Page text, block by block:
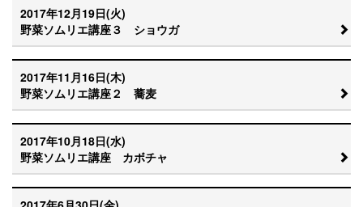
2017年12月19日(火)
野菜ソムリエ講座３ ショウガ
2017年11月16日(木)
野菜ソムリエ講座２ 蕎麦
2017年10月18日(水)
野菜ソムリエ講座 カボチャ